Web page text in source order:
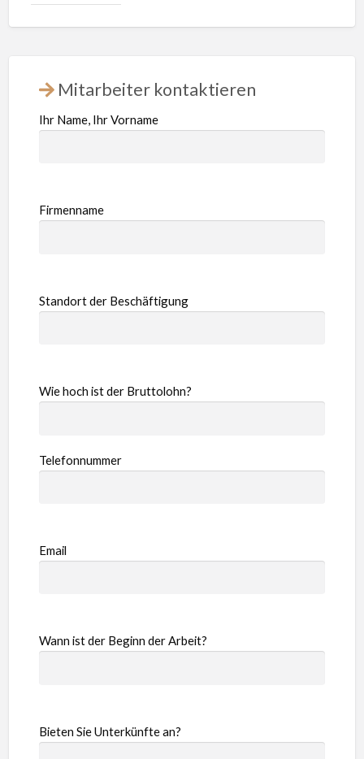
Mitarbeiter kontaktieren
Ihr Name, Ihr Vorname
Firmenname
Standort der Beschäftigung
Wie hoch ist der Bruttolohn?
Telefonnummer
Email
Wann ist der Beginn der Arbeit?
Bieten Sie Unterkünfte an?